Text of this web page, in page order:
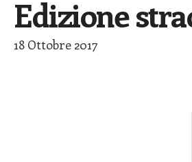
Edizione
18 Ottobre 2017